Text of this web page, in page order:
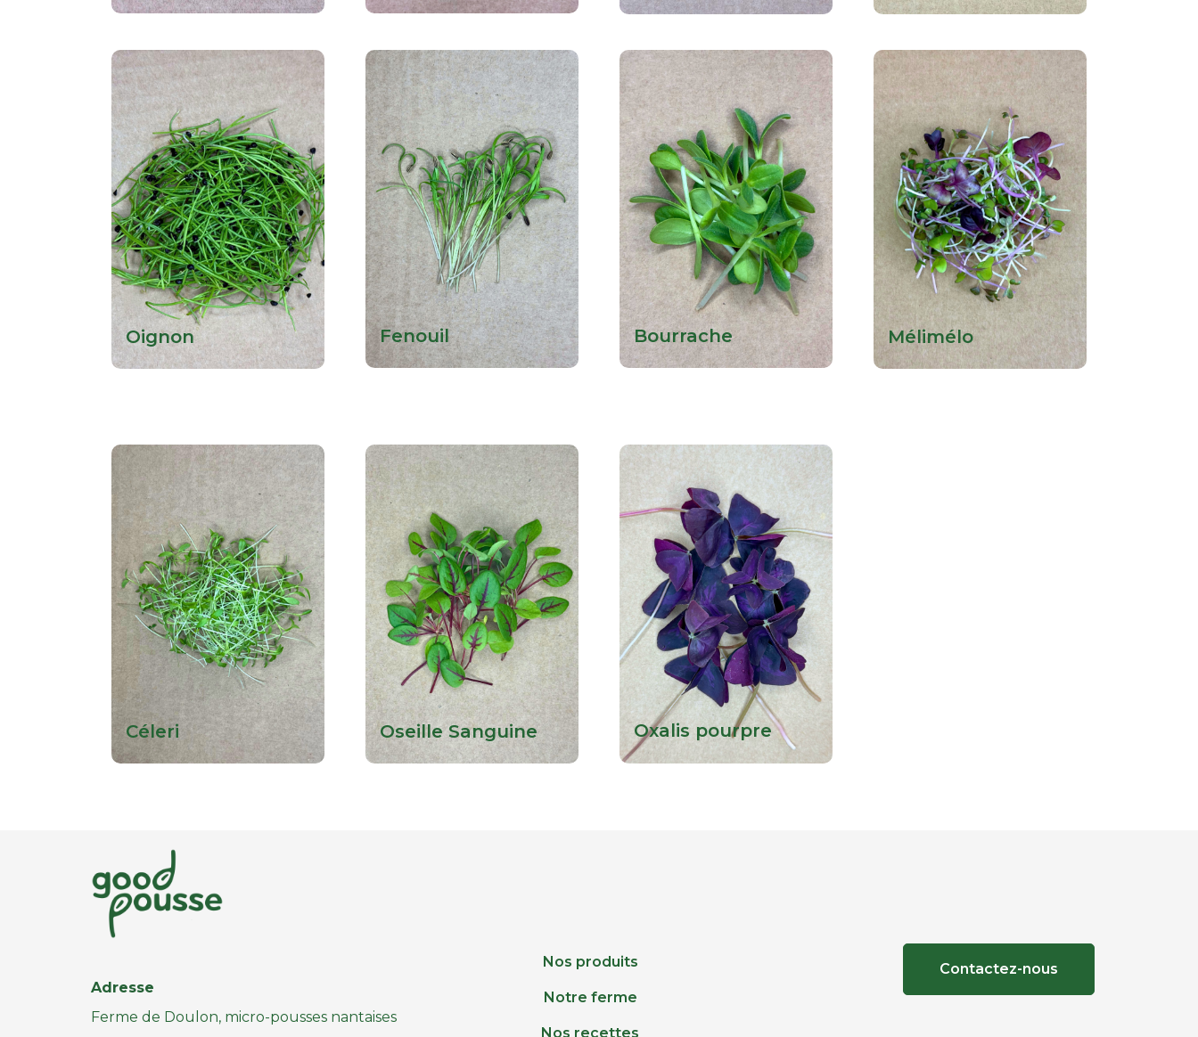
Oignon Fenouil Bourrache Mélimélo
Céleri Oseille Sanguine Oxalis pourpre
Adresse
Ferme de Doulon, micro-pousses nantaises
Nos produits
Notre ferme
Nos recettes
Contactez-nous